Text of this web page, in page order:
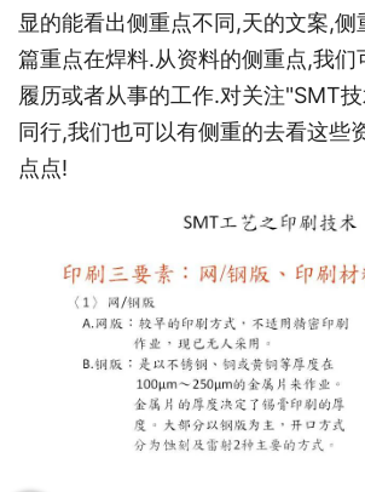
显的能看出侧重点不同,天的文案,
篇重点在焊料.从资料的侧重点,我们
履历或者从事的工作.对关注"SMT
同行,我们也可以有侧重的去看这些
点点!